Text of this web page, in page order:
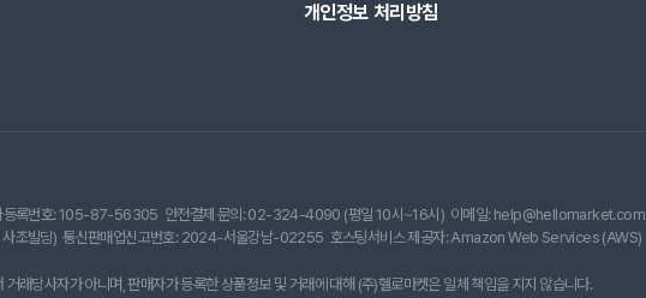
개인정보 처리방침
등록번호: 105-87-56305 안전결제 문의: 02-324-4090 (평일 10시~16시) 이메일: help@hellomarket.com
조빌딩) 통신판매업신고번호: 2024-서울강남-02255 호스팅서비스 제공자: Amazon Web Services (AWS)
래당사자가 아니며, 판매자가 등록한 상품정보 및 거래에 대해 (주)헬로마켓은 일체 책임을 지지 않습니다.